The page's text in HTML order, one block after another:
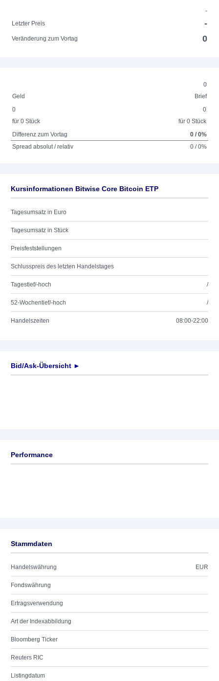
-
Letzter Preis
-
Veränderung zum Vortag 0
0
Geld
Brief
0
für 0 Stück
0
für 0 Stück
Differenz zum Vortag
0 / 0%
Spread absolut / relativ
0 / 0%
Kursinformationen Bitwise Core Bitcoin ETP
Tagesumsatz in Euro
Tagesumsatz in Stück
Preisfeststellungen
Schlusspreis des letzten Handelstages
Tagestief/-hoch /
52-Wochentief/-hoch /
Handelszeiten 08:00-22:00
Bid/Ask-Übersicht ►
Performance
Stammdaten
Handelswährung EUR
Fondswährung
Ertragsverwendung
Art der Indexabbildung
Bloomberg Ticker
Reuters RIC
Listingdatum